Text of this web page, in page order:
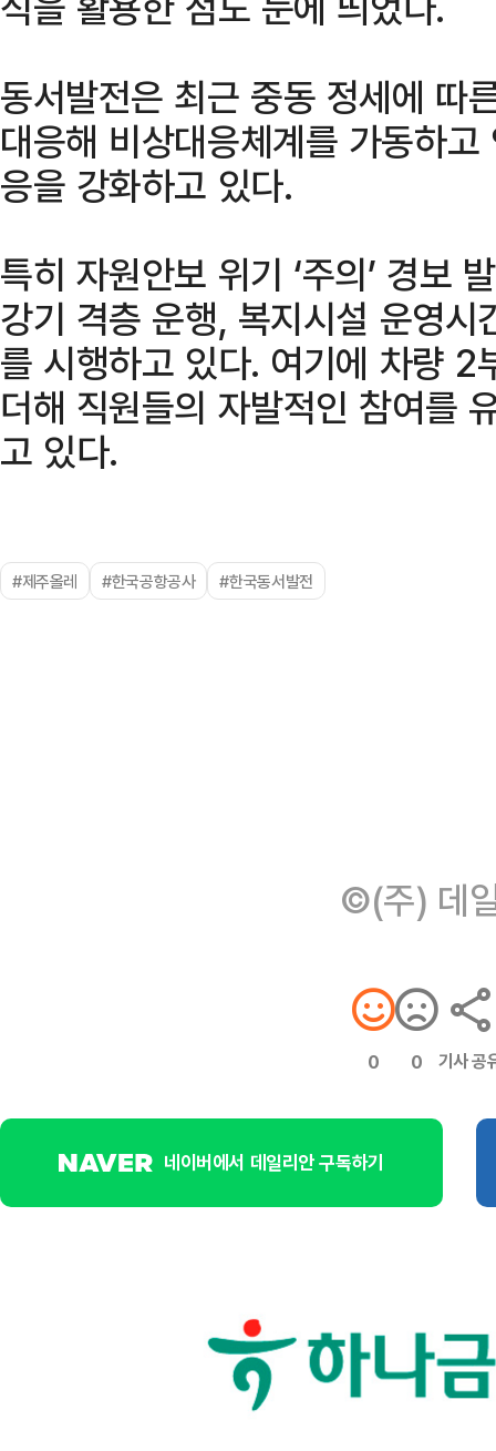
동서발전은 최근 중동 정세에 따
대응해 비상대응체계를 가동하
응을 강화하고 있다.
특히 자원안보 위기 ‘주의’ 경보
강기 격층 운행, 복지시설 운영
를 시행하고 있다. 여기에 차량 2
더해 직원들의 자발적인 참여를
고 있다.
#제주올레 #한국공항공사 #한국동서발전
©(주) 데
0 0 기사 공
네이버에서 데일리안 구독하기